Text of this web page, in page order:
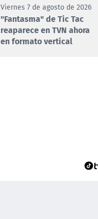
Viernes 7 de agosto de 2026
"Fantasma" de Tic Tac
reaparece en TVN ahora
en formato vertical